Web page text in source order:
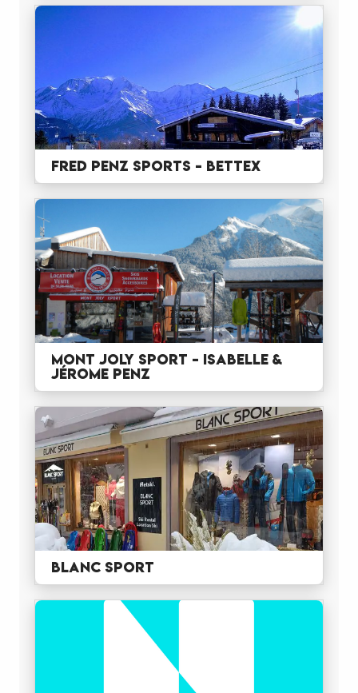
FRED PENZ SPORTS - BETTEX
MONT JOLY SPORT - Isabelle &
Jérome PENZ
BLANC SPORT